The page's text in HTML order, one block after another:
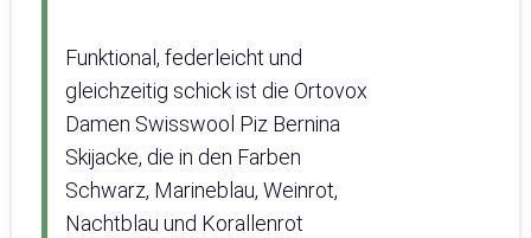
Funktional, federleicht und
gleichzeitig schick ist die Ortovox
Damen Swisswool Piz Bernina
Skijacke, die in den Farben
Schwarz, Marineblau, Weinrot,
Nachtblau und Korallenrot